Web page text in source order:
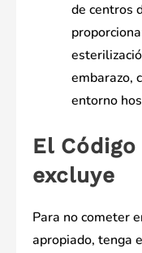
de centros
embarazo,
entorno
El Código
excluye
Para no cometer
apropiado, tenga